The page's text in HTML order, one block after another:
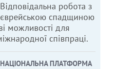
Відповідальна робота з
єврейською спадщиною
можливості для
співпраці.
НАЦІОНАЛЬНА ПЛАТФОРМА